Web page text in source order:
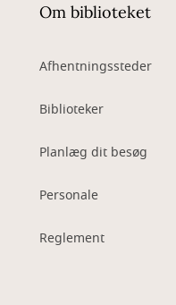
Om biblioteket
Afhentningssteder
Biblioteker
Planlæg dit besøg
Personale
Reglement